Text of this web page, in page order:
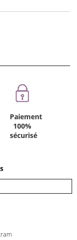
Paiement
100%
sécurisé